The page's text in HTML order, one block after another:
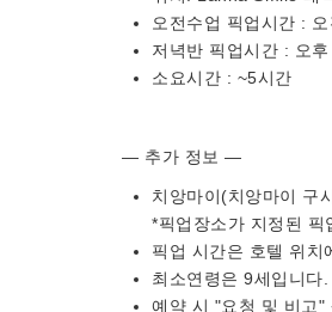
오전수업 픽업시간 :
저녁반 픽업시간 : 오
소요시간 : ~5시간
— 추가 정보 —
치앙마이(치앙마이 구
*픽업장소가 지정된 픽
픽업 시간은 호텔 위치
최소연령은 9세입니다
예약 시 "요청 및 비고"